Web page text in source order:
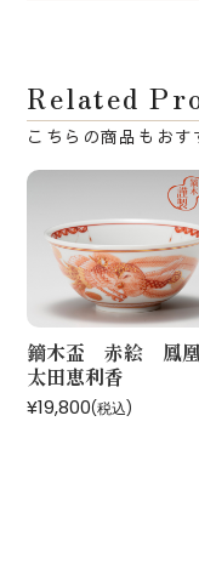
Related
鏑木盃 赤絵 鳳
太田恵利香
¥19,800(税込)